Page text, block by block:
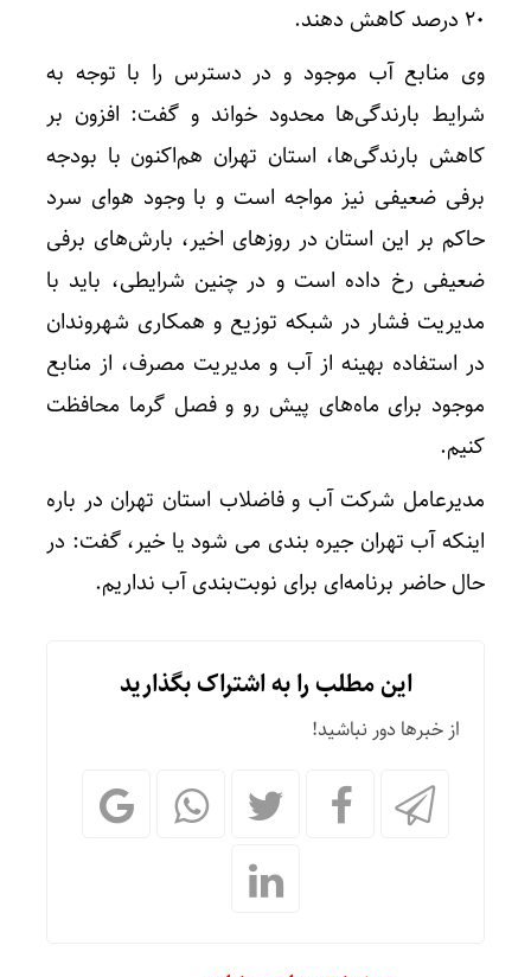
۲۰ درصد کاهش دهند.
وی منابع آب موجود و در دسترس را با توجه به
شرایط بارندگی‌ها محدود خواند و گفت: افزون بر
کاهش بارندگی‌ها، استان تهران هم‌اکنون با بودجه
برفی ضعیفی نیز مواجه است و با وجود هوای سرد
حاکم بر این استان در روزهای اخیر، بارش‌های برفی
ضعیفی رخ داده است و در چنین شرایطی، باید با
مدیریت فشار در شبکه توزیع و همکاری شهروندان
در استفاده بهینه از آب و مدیریت مصرف، از منابع
موجود برای ماه‌های پیش رو و فصل گرما محافظت
کنیم.
مدیرعامل شرکت آب و فاضلاب استان تهران در باره
اینکه آب تهران جیره بندی می شود یا خیر، گفت: در
حال حاضر برنامه‌ای برای نوبت‌‎بندی آب نداریم.
این مطلب را به اشتراک بگذارید
از خبرها دور نباشید!